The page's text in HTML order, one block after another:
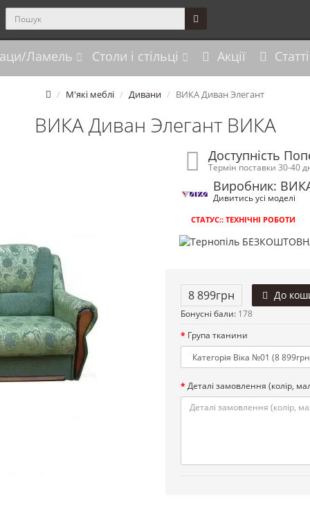
Ламель Столи і стільці Акції Статті
М'які меблі Дивани ВИКА Диван Элегант
ВИКА Диван Элегант ВИКА
Доступність
Термін поставки 30-40
Виробник:
Дивитись усі моделі
СТАТУС:: ТЕХНІЧНІ РОБОТИ
8 899грн До
Бонусні бали: 178
Група тканини
Деталі замовлення (колір,